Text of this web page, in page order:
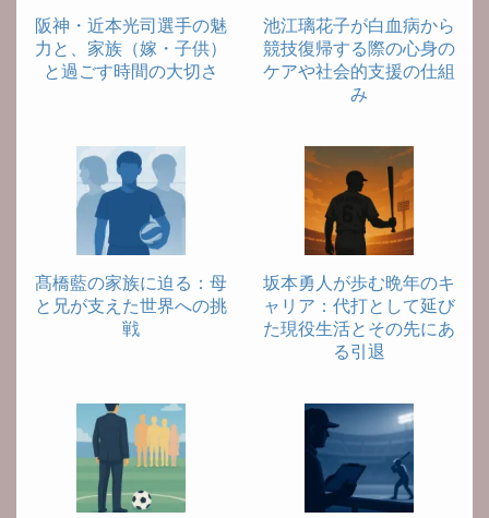
阪神・近本光司選手の魅
力と、家族（嫁・子供）
と過ごす時間の大切さ
池江璃花子が白血病から
競技復帰する際の心身の
ケアや社会的支援の仕組
み
髙橋藍の家族に迫る：母
と兄が支えた世界への挑
戦
坂本勇人が歩む晩年のキ
ャリア：代打として延び
た現役生活とその先にあ
る引退